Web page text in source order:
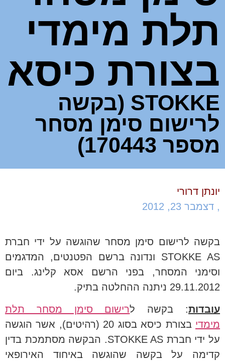
תלת מימדי
בצורת כיסא
STOKKE (בקשה
לרישום סימן מסחר
מספר 170443)
יונתן דרורי
, דצמבר 23, 2012
בקשה לרישום סימן מסחר שהוגשה על ידי חברת
STOKKE AS ונדונה ברשם הפטנטים, המדגמים
וסימני המסחר, בפני הרשם אסא קלינג. ביום
29.11.2012 ניתנה ההחלטה בתיק.
עובדות: בקשה לרישום סימן מסחר תלת
מימדי
בצורת כיסא בסוג 20 (רהיטים), אשר הוגשה
על ידי חברת STOKKE AS. הבקשה מסתמכת בדין
קדימה על בקשה שהוגשה באיחוד האירופאי